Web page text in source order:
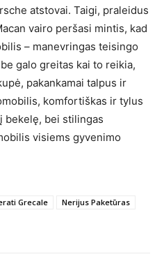
atstovai. Taigi, praleidus
vairo peršasi mintis, kad
– manevringas teisingo
galo greitas kai to reikia,
pakankamai talpus ir
komfortiškas ir tylus
bekelę, bei stilingas
visiems gyvenimo
Grecale
Nerijus Paketūras